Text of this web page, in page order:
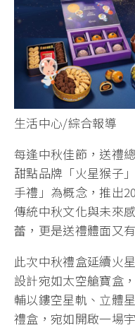
生活中心/綜合報導
每逢中秋佳節，送禮
甜點品牌「火星猴子
手禮」為概念，推出
傳統中秋文化與未來
蕾，更是送禮體面又
此次中秋禮盒延續火
設計宛如太空艙寶盒
輔以鏤空星軌、立體
禮盒，宛如開啟一場